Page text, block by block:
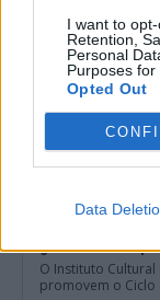
I want to
Retention,
Personal
Purposes for
Opted Out
Data
gratuitas sobre
O Instituto Cultural
promovem o Ciclo